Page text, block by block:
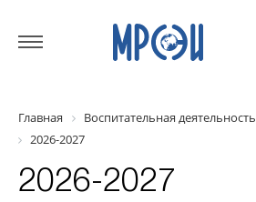
Главная Воспитательная деятельность
2026-2027
2026-2027